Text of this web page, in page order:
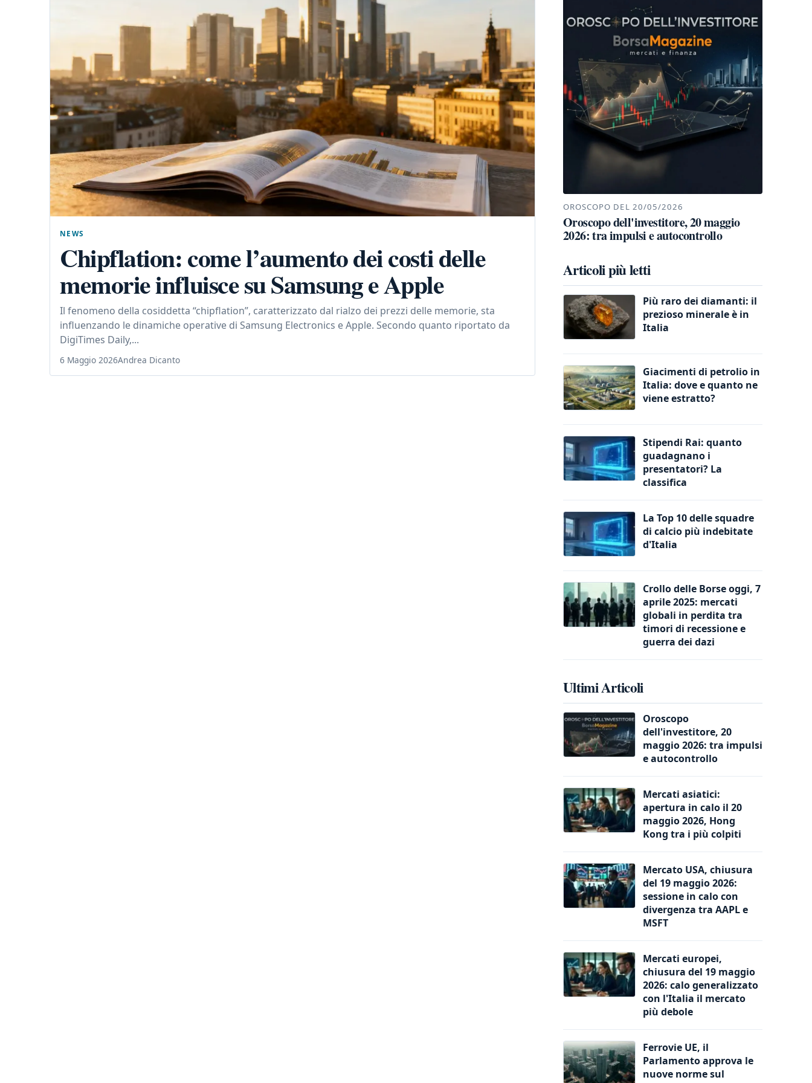
NEWS
Chipflation: come l’aumento dei costi delle
memorie influisce su Samsung e Apple
Il fenomeno della cosiddetta “chipflation”, caratterizzato dal rialzo dei prezzi delle memorie, sta
influenzando le dinamiche operative di Samsung Electronics e Apple. Secondo quanto riportato da
DigiTimes Daily,...
6 Maggio 2026Andrea Dicanto
OROSCOPO DEL 20/05/2026
Oroscopo dell'investitore, 20 maggio
2026: tra impulsi e autocontrollo
Articoli più letti
Più raro dei diamanti: il
prezioso minerale è in
Italia
Giacimenti di petrolio in
Italia: dove e quanto ne
viene estratto?
Stipendi Rai: quanto
guadagnano i
presentatori? La
classifica
La Top 10 delle squadre
di calcio più indebitate
d'Italia
Crollo delle Borse oggi, 7
aprile 2025: mercati
globali in perdita tra
timori di recessione e
guerra dei dazi
Ultimi Articoli
Oroscopo
dell'investitore, 20
maggio 2026: tra impulsi
e autocontrollo
Mercati asiatici:
apertura in calo il 20
maggio 2026, Hong
Kong tra i più colpiti
Mercato USA, chiusura
del 19 maggio 2026:
sessione in calo con
divergenza tra AAPL e
MSFT
Mercati europei,
chiusura del 19 maggio
2026: calo generalizzato
con l'Italia il mercato
più debole
Ferrovie UE, il
Parlamento approva le
nuove norme sul